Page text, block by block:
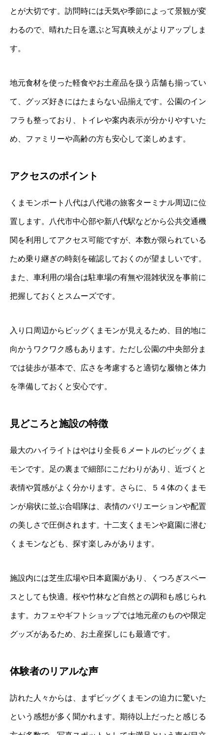
とが大切です。訪問時には天気や季節によって景観が変
わるので、晴れた日を選ぶと写真映えがよりアップしま
す。
地元食材を使った軽食やお土産品を扱う店舗も揃ってい
て、グッズ好きにはたまらない品揃えです。公園のイン
フラも整っており、トイレや案内表示が分かりやすいた
め、ファミリーや高齢の方も安心して楽しめます。
アクセスのポイント
くまモンポート八代は八代港の旅客ターミナル周辺に位
置します。八代市中心部や新八代駅などから公共交通機
関を利用してアクセス可能ですが、本数が限られている
ため乗り継ぎの時刻を確認しておくのが望ましいです。
また、車利用の場合は駐車場の有無や混雑状況を事前に
把握しておくとスムーズです。
入り口周辺からビッグくまモンが見えるため、目的地に
向かうワクワク感もあります。ただし公園の中央部分ま
では徒歩が基本で、広さを考慮すると適切な履物と体力
を準備しておくと安心です。
見どころと施設の特徴
最大のハイライトはやはり全長６メートルのビッグくま
モンです。足の裏まで細部にこだわりがあり、近づくと
表情や質感がよく分かります。さらに、５４体のくまモ
ンが扇状に並ぶ合唱隊は、表情のバリエーションや配置
の美しさで圧倒されます。十二支くまモンや庭園に潜む
くまモンなども、探す楽しみがあります。
施設内には芝生広場や日本庭園があり、くつろぎスペー
スとしても快適。桜や竹林など自然との調和も感じられ
ます。カフェやギフトショップでは地元産のものや限定
グッズがあるため、お土産探しにも最適です。
体験者のリアルな声
訪れた人々からは、まずビッグくまモンの迫力に驚いた
という感想が多く聞かれます。期待以上だったと感じる